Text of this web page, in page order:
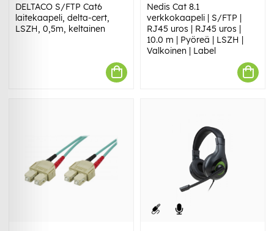
DELTACO S/FTP Cat6
laitekaapeli, delta-cert,
LSZH, 0,5m, keltainen
Nedis Cat 8.1
verkkokaapeli | S/FTP |
RJ45 uros | RJ45 uros |
10.0 m | Pyöreä | LSZH |
Valkoinen | Label